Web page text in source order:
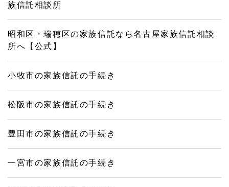
族信託相談所
昭和区・瑞穂区の家族信託なら名古屋家族信託相談
所へ【公式】
小牧市の家族信託の手続き
松阪市の家族信託の手続き
豊田市の家族信託の手続き
一宮市の家族信託の手続き